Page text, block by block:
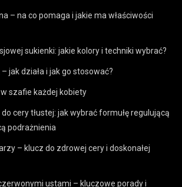
– na co pomaga i jakie ma właściwości
sukienki: jakie kolory i techniki wybrać?
jak działa i jak go stosować?
szafie każdej kobiety
cery tłustej: jak wybrać formułę regulującą
podrażnienia
– klucz do zdrowej cery i doskonałej
ustami – kluczowe porady i